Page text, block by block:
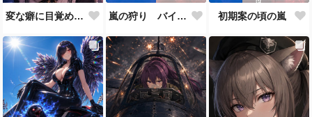
変な癖に目覚めそうになったメイドディーレ赤面バージョン 嵐の狩り バイカーコスチューム 初期案の頃の嵐